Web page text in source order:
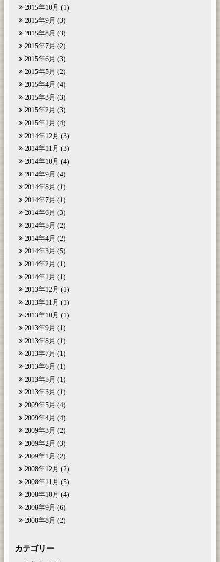
2015年10月 (1)
2015年9月 (3)
2015年8月 (3)
2015年7月 (2)
2015年6月 (3)
2015年5月 (2)
2015年4月 (4)
2015年3月 (3)
2015年2月 (3)
2015年1月 (4)
2014年12月 (3)
2014年11月 (3)
2014年10月 (4)
2014年9月 (4)
2014年8月 (1)
2014年7月 (1)
2014年6月 (3)
2014年5月 (2)
2014年4月 (2)
2014年3月 (5)
2014年2月 (1)
2014年1月 (1)
2013年12月 (1)
2013年11月 (1)
2013年10月 (1)
2013年9月 (1)
2013年8月 (1)
2013年7月 (1)
2013年6月 (1)
2013年5月 (1)
2013年3月 (1)
2009年5月 (4)
2009年4月 (4)
2009年3月 (2)
2009年2月 (3)
2009年1月 (2)
2008年12月 (2)
2008年11月 (5)
2008年10月 (4)
2008年9月 (6)
2008年8月 (2)
カテゴリー